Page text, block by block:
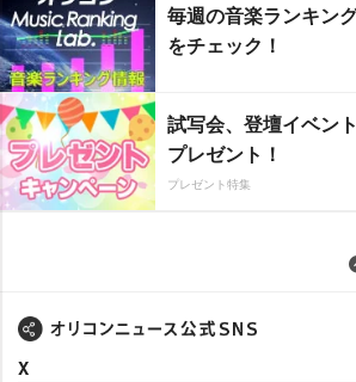
毎週の音楽ランキン
をチェック！
試写会、登壇イベン
プレゼント！
プレゼント特集
X